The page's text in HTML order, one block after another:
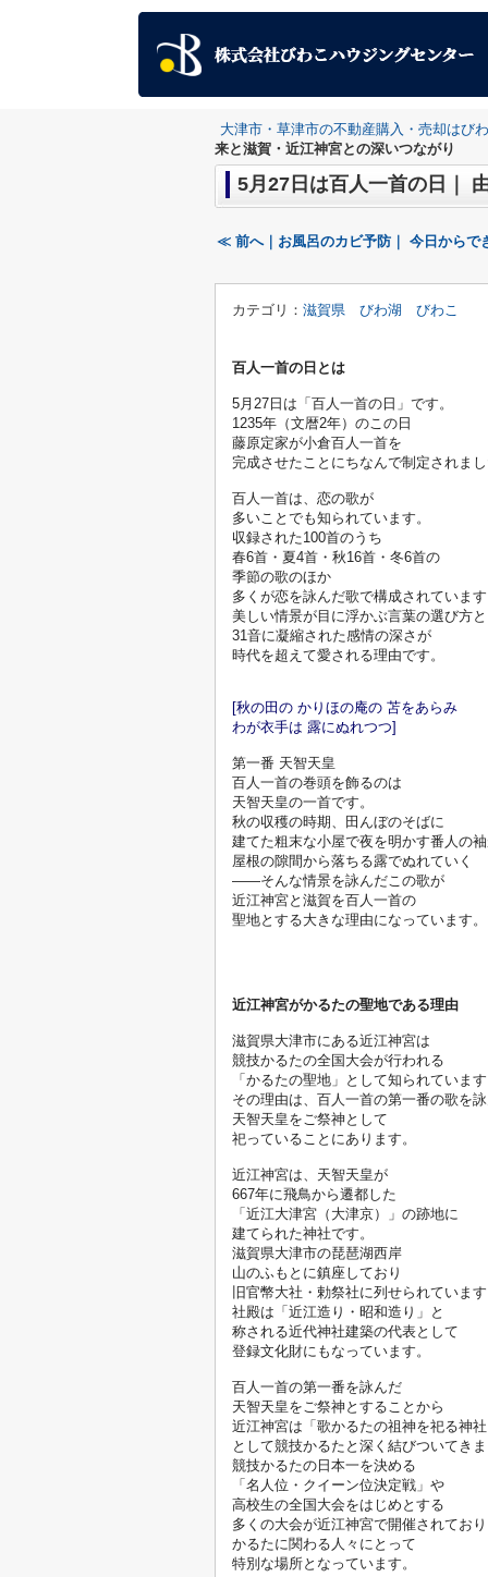
大津市・草津市の不動産購入・売却はび
来と滋賀・近江神宮との深いつながり
5月27日は百人一首の日｜
≪ 前へ｜お風呂のカビ予防｜ 今日からで
カテゴリ： 滋賀県 びわ湖 びわこ
百人一首の日とは
5月27日は「百人一首の日」です。
1235年（文暦2年）のこの日
藤原定家が小倉百人一首を
完成させたことにちなんで制定されま
百人一首は、恋の歌が
多いことでも知られています。
収録された100首のうち
春6首・夏4首・秋16首・冬6首の
季節の歌のほか
多くが恋を詠んだ歌で構成されていま
美しい情景が目に浮かぶ言葉の選び方と
31音に凝縮された感情の深さが
時代を超えて愛される理由です。
[秋の田の かりほの庵の 苫をあらみ
わが衣手は 露にぬれつつ]
第一番 天智天皇
百人一首の巻頭を飾るのは
天智天皇の一首です。
秋の収穫の時期、田んぼのそばに
建てた粗末な小屋で夜を明かす番人の
屋根の隙間から落ちる露でぬれていく
——そんな情景を詠んだこの歌が
近江神宮と滋賀を百人一首の
聖地とする大きな理由になっています。
近江神宮がかるたの聖地である理由
滋賀県大津市にある近江神宮は
競技かるたの全国大会が行われる
「かるたの聖地」として知られていま
その理由は、百人一首の第一番の歌を
天智天皇をご祭神として
祀っていることにあります。
近江神宮は、天智天皇が
667年に飛鳥から遷都した
「近江大津宮（大津京）」の跡地に
建てられた神社です。
滋賀県大津市の琵琶湖西岸
山のふもとに鎮座しており
旧官幣大社・勅祭社に列せられていま
社殿は「近江造り・昭和造り」と
称される近代神社建築の代表として
登録文化財にもなっています。
百人一首の第一番を詠んだ
天智天皇をご祭神とすることから
近江神宮は「歌かるたの祖神を祀る神
として競技かるたと深く結びついてき
競技かるたの日本一を決める
「名人位・クイーン位決定戦」や
高校生の全国大会をはじめとする
多くの大会が近江神宮で開催されており
かるたに関わる人々にとって
特別な場所となっています。